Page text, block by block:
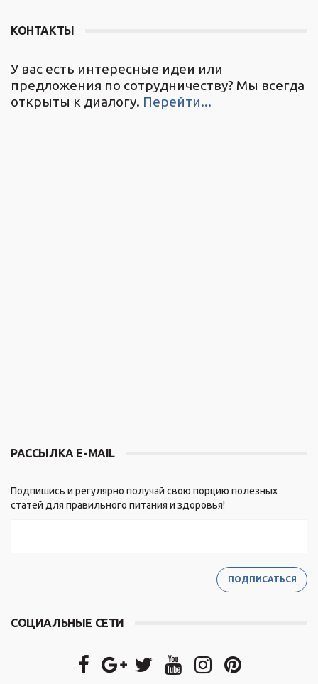
КОНТАКТЫ
У вас есть интересные идеи или
предложения по сотрудничеству? Мы всегда
открыты к диалогу. Перейти...
РАССЫЛКА E-MAIL
Подпишись и регулярно получай свою порцию полезных
статей для правильного питания и здоровья!
СОЦИАЛЬНЫЕ СЕТИ